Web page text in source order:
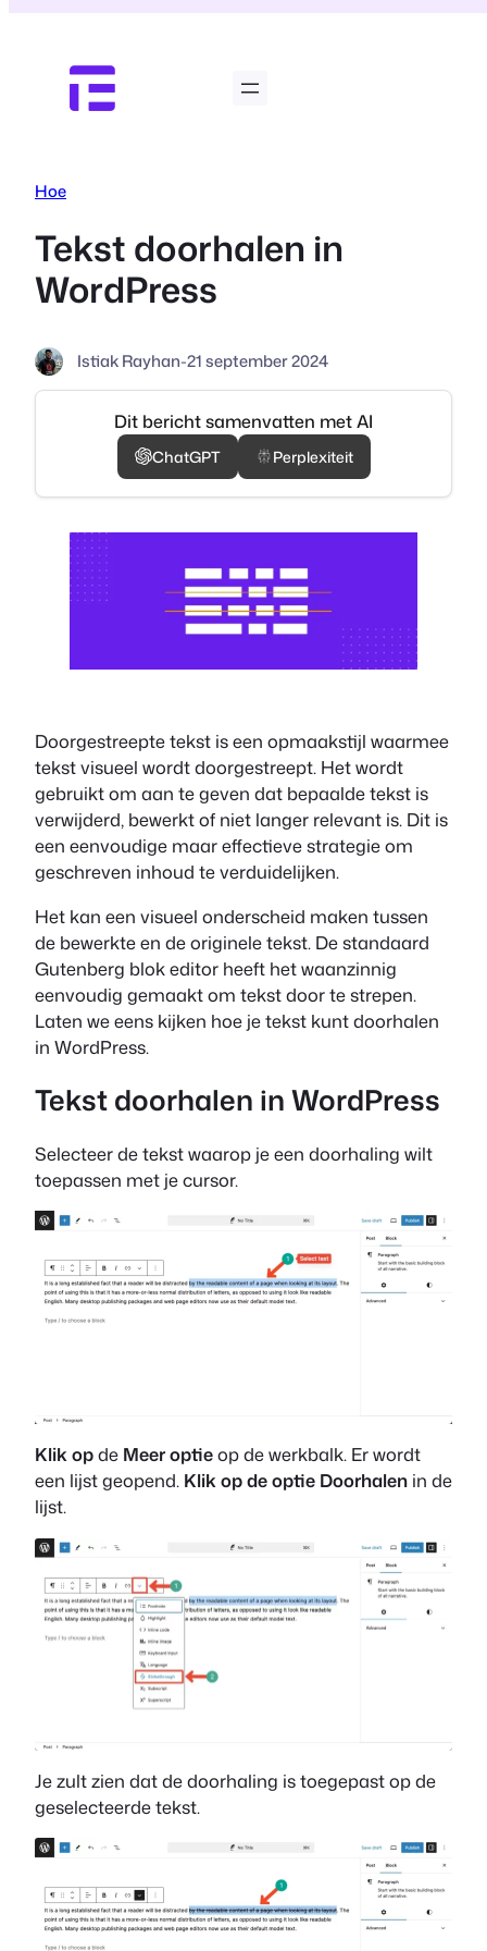
Hoe
Tekst doorhalen in
WordPress
Istiak Rayhan-21 september 2024
Dit bericht samenvatten met AI
ChatGPT Perplexiteit
Doorgestreepte tekst is een opmaakstijl waarmee
tekst visueel wordt doorgestreept. Het wordt
gebruikt om aan te geven dat bepaalde tekst is
verwijderd, bewerkt of niet langer relevant is. Dit is
een eenvoudige maar effectieve strategie om
geschreven inhoud te verduidelijken.
Het kan een visueel onderscheid maken tussen
de bewerkte en de originele tekst. De standaard
Gutenberg blok editor heeft het waanzinnig
eenvoudig gemaakt om tekst door te strepen.
Laten we eens kijken hoe je tekst kunt doorhalen
in WordPress.
Tekst doorhalen in WordPress
Selecteer de tekst waarop je een doorhaling wilt
toepassen met je cursor.
Klik opde Meer optieop de werkbalk. Er wordt
een lijst geopend. Klik op de optie Doorhalen in de
lijst.
Je zult zien dat de doorhaling is toegepast op de
geselecteerde tekst.